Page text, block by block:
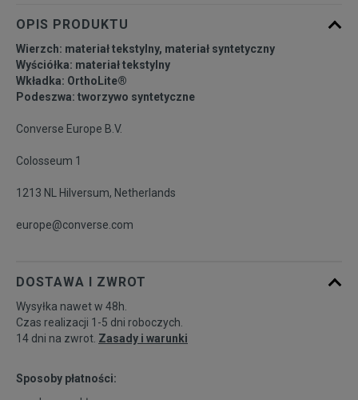
39,5 25 cm Powiadom o dostępności
40 25,5 cm
OPIS PRODUKTU
Wierzch: materiał tekstylny, materiał syntetyczny
Wyściółka: materiał tekstylny
Wkładka: OrthoLite®
Podeszwa: tworzywo syntetyczne
Converse Europe B.V.
Colosseum 1
1213 NL Hilversum, Netherlands
europe@converse.com
DOSTAWA I ZWROT
Wysyłka nawet w 48h.
Czas realizacji 1-5 dni roboczych.
14 dni na zwrot. Zasady i warunki
Sposoby płatności: